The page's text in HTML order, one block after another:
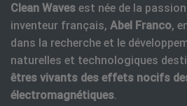
Clean Waves est née de la
inventeur français, Abel Franco,
dans la recherche et le
naturelles et technologiques
êtres vivants des effets nocifs
électromagnétiques.